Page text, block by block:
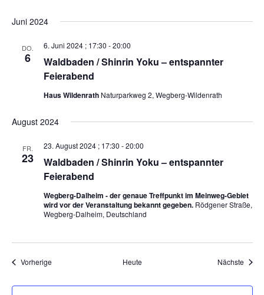
Juni 2024
DO.
6
Waldbaden / Shinrin Yoku – entspannter
Feierabend
6. Juni 2024 ; 17:30 -20:00
Haus Wildenrath Naturparkweg 2, Wegberg-Wildenrath
August 2024
FR.
23
Waldbaden / Shinrin Yoku – entspannter
Feierabend
23. August 2024 ; 17:30 -20:00
Wegberg-Dalheim - der genaue Treffpunkt im Meinweg-Gebiet
wird vor der Veranstaltung bekannt gegeben. Rödgener Straße,
Wegberg-Dalheim, Deutschland
VorherigeVeranstaltungen Heute Nächste